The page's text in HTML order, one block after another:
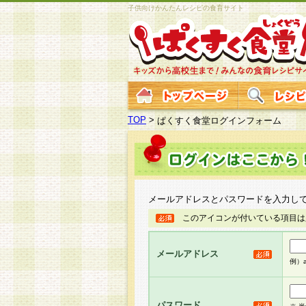
子供向けかんたんレシピの食育サイト
TOP >ぱくすく食堂ログインフォーム
メールアドレスとパスワードを入力し
このアイコンが付いている項目
メールアドレス
例）